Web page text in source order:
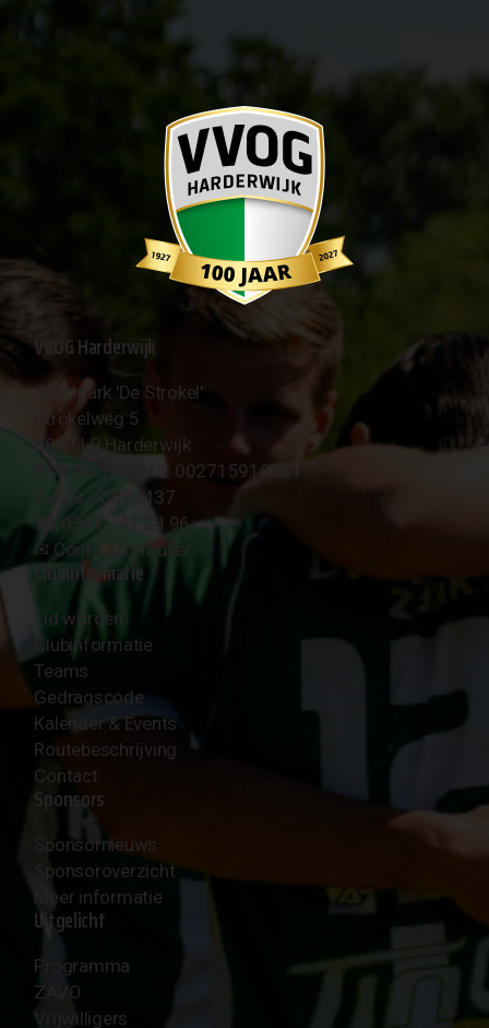
VVOG Harderwijk
Sportpark 'De Strokel'
Strokelweg 5
3847 LR Harderwijk
BTW Nummer NL 002715910B01
KvK Nr 40094437
☎︎ 0341 - 41 28 96
✉︎ Contactformulier
Clubinformatie
Lid worden
Clubinformatie
Teams
Gedragscode
Kalender & Events
Routebeschrijving
Contact
Sponsors
Sponsornieuws
Sponsoroverzicht
Meer informatie
Uitgelicht
Programma
ZAVO
Vrijwilligers